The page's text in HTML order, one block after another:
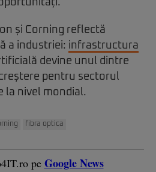
și Corning reflectă
a industriei: infrastructura
devine unul dintre
pentru sectorul
la nivel mondial.
fibra optica
pe Google News